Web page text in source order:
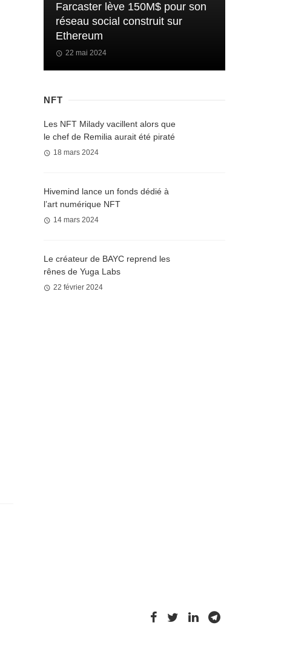
Farcaster lève 150M$ pour son
réseau social construit sur
Ethereum
22 mai 2024
NFT
Les NFT Milady vacillent alors que
le chef de Remilia aurait été piraté
18 mars 2024
Hivemind lance un fonds dédié à
l’art numérique NFT
14 mars 2024
Le créateur de BAYC reprend les
rênes de Yuga Labs
22 février 2024